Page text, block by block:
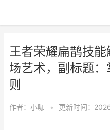
王者荣耀扁鹊技
场艺术，副标题
则
作者： 小咖 • 更新时间：